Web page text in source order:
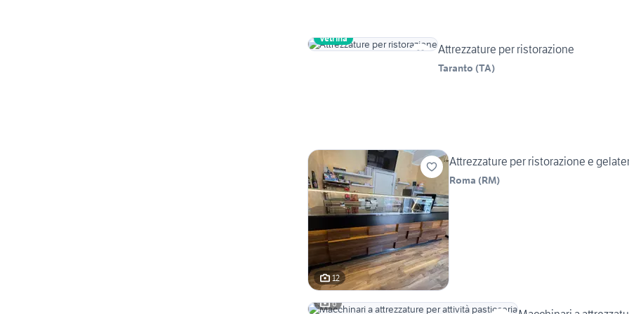
Vetrina
Attrezzature per ristorazione
Taranto (TA)
12
Attrezzature per ristorazione e
Roma (RM)
6